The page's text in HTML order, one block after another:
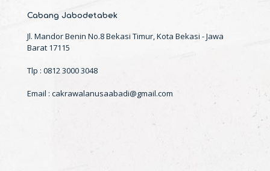
Cabang Jabodetabek
Jl. Mandor Benin No.8 Bekasi Timur, Kota Bekasi - Jawa
Barat 17115
Tlp : 0812 3000 3048
Email : cakrawalanusaabadi@gmail.com